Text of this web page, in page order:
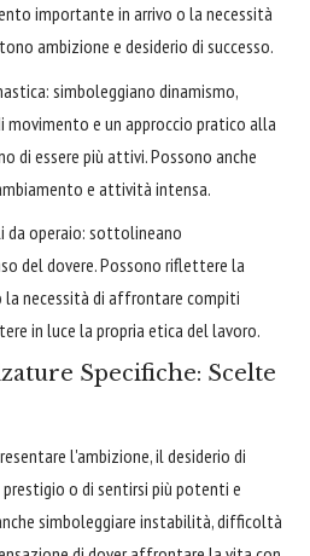
importante in arrivo o la necessità
ambizione e desiderio di successo.
simboleggiano dinamismo,
e un approccio pratico alla
di essere più attivi. Possono anche
e attività intensa.
da operaio: sottolineano
del dovere. Possono riflettere la
necessità di affrontare compiti
in luce la propria etica del lavoro.
Specifiche: Scelte
l'ambizione, il desiderio di
o di sentirsi più potenti e
simboleggiare instabilità, difficoltà